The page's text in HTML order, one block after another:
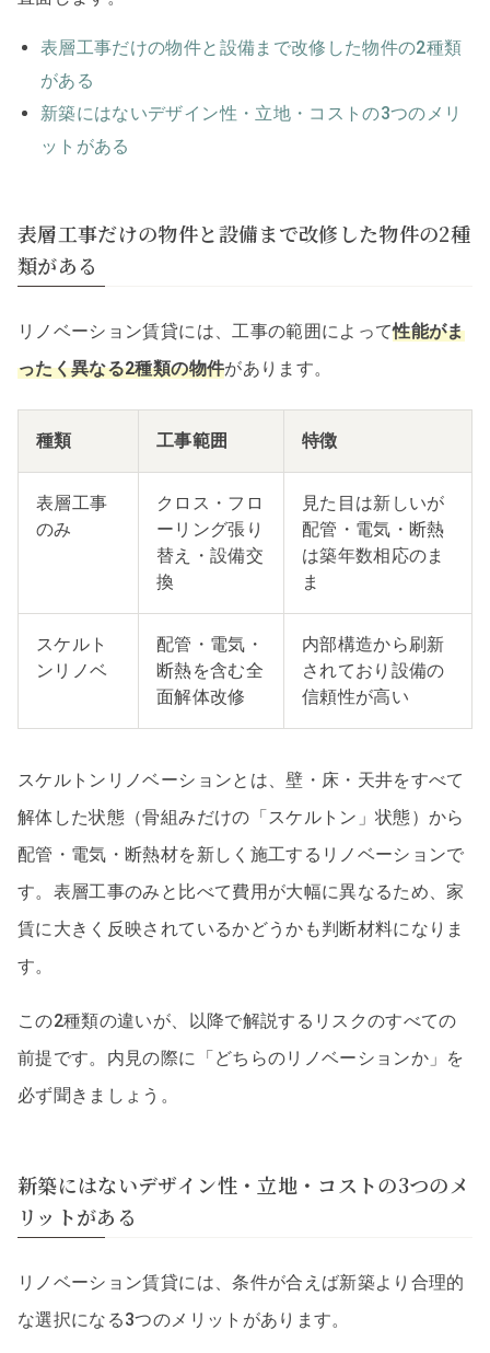
表層工事だけの物件と設備まで改修した物件の2種類
がある
新築にはないデザイン性・立地・コストの3つのメリ
ットがある
表層工事だけの物件と設備まで改修した物件の2種
類がある
リノベーション賃貸には、工事の範囲によって性能がま
ったく異なる2種類の物件があります。
種類 工事範囲 特徴
表層工事
のみ
クロス・フロ
ーリング張り
替え・設備交
換
見た目は新しいが
配管・電気・断熱
は築年数相応のま
ま
スケルト
ンリノベ
配管・電気・
断熱を含む全
面解体改修
内部構造から刷新
されており設備の
信頼性が高い
スケルトンリノベーションとは、壁・床・天井をすべて
解体した状態（骨組みだけの「スケルトン」状態）から
配管・電気・断熱材を新しく施工するリノベーションで
す。表層工事のみと比べて費用が大幅に異なるため、家
賃に大きく反映されているかどうかも判断材料になりま
す。
この2種類の違いが、以降で解説するリスクのすべての
前提です。内見の際に「どちらのリノベーションか」を
必ず聞きましょう。
新築にはないデザイン性・立地・コストの3つのメ
リットがある
リノベーション賃貸には、条件が合えば新築より合理的
な選択になる3つのメリットがあります。